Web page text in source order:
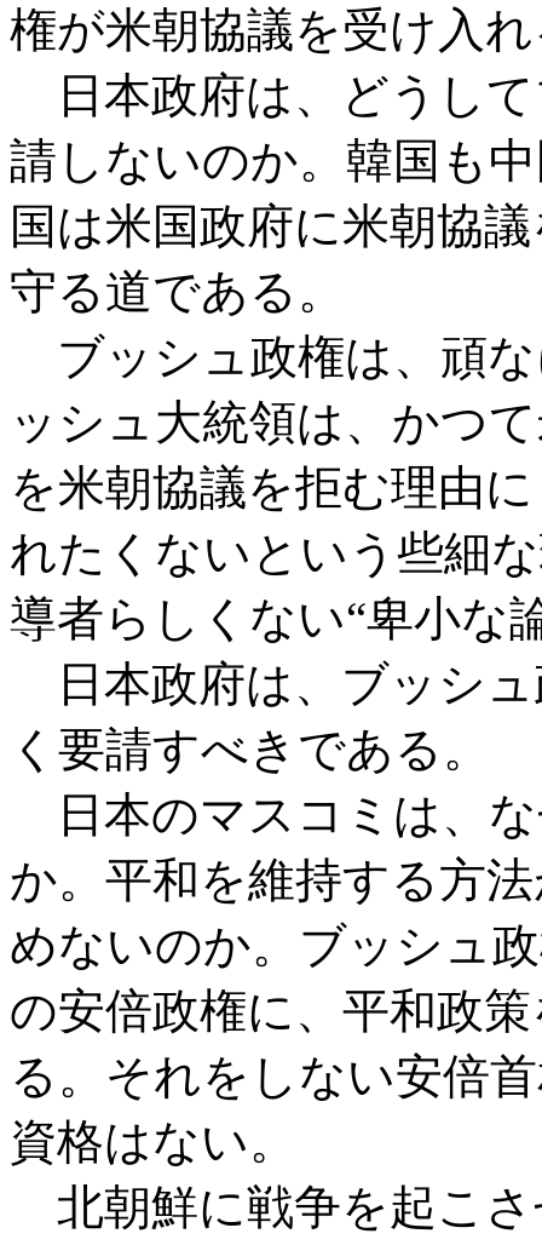
権が米朝協議を受け入
日本政府は、どうし
請しないのか。韓国も
国は米国政府に米朝協
守る道である。
ブッシュ政権は、頑
ッシュ大統領は、かつ
を米朝協議を拒む理由
れたくないという些細
導者らしくない“卑小な
日本政府は、ブッシ
く要請すべきである。
日本のマスコミは、
か。平和を維持する方
めないのか。ブッシュ
の安倍政権に、平和政
る。それをしない安倍
資格はない。
北朝鮮に戦争を起こ